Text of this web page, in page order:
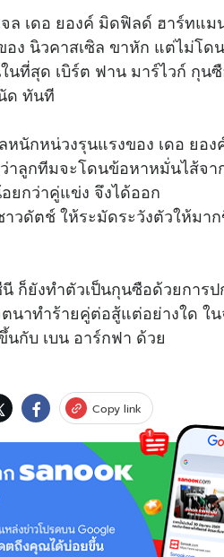
ล เดอ ยองค์ มิดฟิลด์ ฮาร์ทแ
อง นิวคาสเซิล ขาหัก แต่ไม่โ
นที่สุด เบิร์ต ฟาน มาร์ไวก์ กุ
ด ทันที
หนักหน่วงรุนแรงของ เดอ ย
ว่าลูกทีมจะโดนข้อหาหมั่นไส้จ
ยกว่าคู่แข่ง จึงได้ออก
วดัตช์ ให้ระมัดระวังตัวให้มา
ก็ยังทำตัวเป็นกุนซือด้วยการ
นาทำร้ายคู่ต่อสู้แต่อย่างใด ใ
กับ เบน อาร์กฟา ด้วย
Copy link